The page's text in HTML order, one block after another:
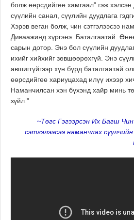
болж өөрсдийгөө хамгаал” гэж
сүүлийн санал, сүүлийн дуудлага
Хэрэв веган болж, чин сэтгэлээсээ
Диваажинд хүргэнэ. Баталгаатай.
сарын дотор. Энэ бол сүүлийн
ихийг хийхийг зөвшөөрөхгүй. Энэ
авшиггүйгээр хүн бүрд баталгаатай
өөрсдийгөө хариуцахад илүү ихээр
Наманчилсан хэн бүхэнд хайр минь
зүйл.”
~Төгс Гэгээрсэн Их Багш
сэтгэлээсээ наманчлах